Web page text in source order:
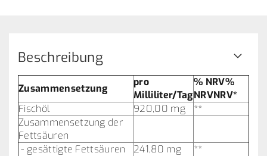
Beschreibung
Zusammensetzung
pro
Milliliter/Tag
% NRV%
NRVNRV*
Fischöl
920,00 mg
**
Zusammensetzung der
Fettsäuren
- gesättigte Fettsäuren
241,80 mg
**